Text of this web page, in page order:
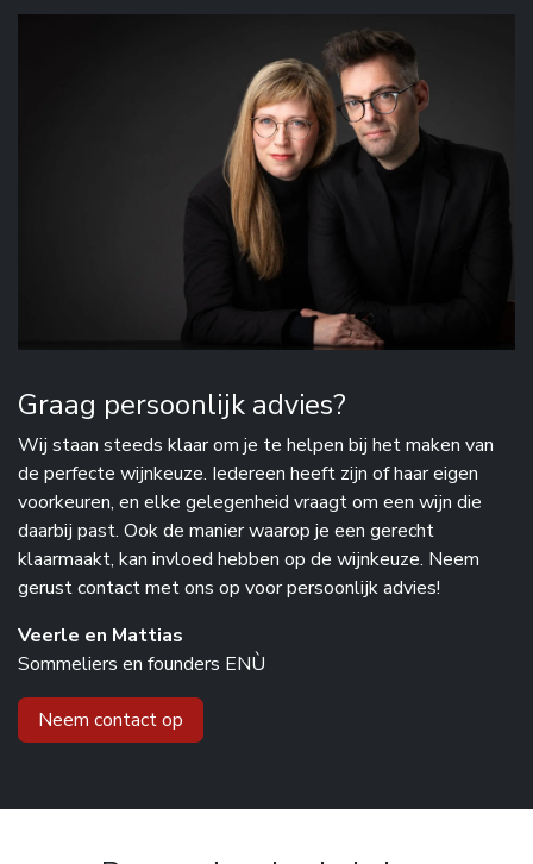
Graag persoonlijk advies?
Wij staan steeds klaar om je te helpen bij het maken van
de perfecte wijnkeuze. Iedereen heeft zijn of haar eigen
voorkeuren, en elke gelegenheid vraagt om een wijn die
daarbij past. Ook de manier waarop je een gerecht
klaarmaakt, kan invloed hebben op de wijnkeuze. Neem
gerust contact met ons op voor persoonlijk advies!
Veerle en Mattias
Sommeliers en founders ENÙ
Neem contact op